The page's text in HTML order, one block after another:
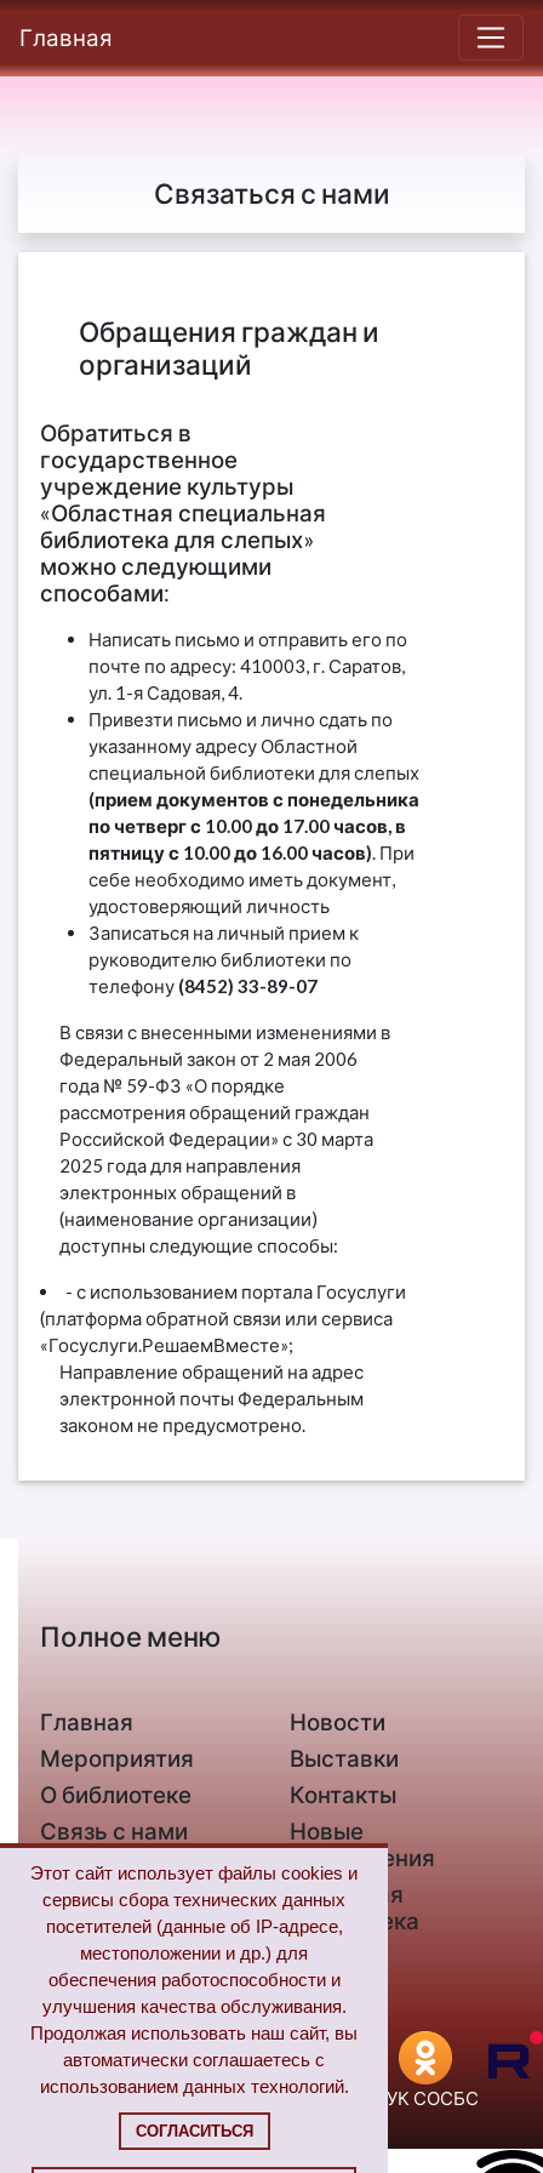
Главная
Связаться с нами
Обращения граждан и
организаций
Обратиться в
государственное
учреждение культуры
«Областная специальная
библиотека для слепых»
можно следующими
способами:
Написать письмо и отправить его по
почте по адресу: 410003, г. Саратов,
ул. 1-я Садовая, 4.
Привезти письмо и лично сдать по
указанному адресу Областной
специальной библиотеки для слепых
(прием документов с понедельника
по четверг с 10.00 до 17.00 часов, в
пятницу с 10.00 до 16.00 часов) . При
себе необходимо иметь документ,
удостоверяющий личность
Записаться на личный прием к
руководителю библиотеки по
телефону (8452) 33-89-07
В связи с внесенными изменениями в
Федеральный закон от 2 мая 2006
года № 59-ФЗ «О порядке
рассмотрения обращений граждан
Российской Федерации» с 30 марта
2025 года для направления
электронных обращений в
(наименование организации)
доступны следующие способы:
- с использованием портала Госуслуги
(платформа обратной связи или сервиса
«Госуслуги.РешаемВместе»;
Направление обращений на адрес
электронной почты Федеральным
законом не предусмотрено.
Этот сайт использует файлы cookies и
сервисы сбора технических данных
посетителей (данные об IP-адресе,
местоположении и др.) для
обеспечения работоспособности и
улучшения качества обслуживания.
Продолжая использовать наш сайт, вы
автоматически соглашаетесь с
использованием данных технологий.
СОГЛАСИТЬСЯ
Полное меню
Главная
Новости
Мероприятия
Выставки
О библиотеке
Контакты
Связь с нами
Новые
поступления
Из жизни незрячих
Цифровая
библиотека
«Пушкинская
карта»
FAQ
Авторские права (Copyright) © 2026, ГУК СОСБС